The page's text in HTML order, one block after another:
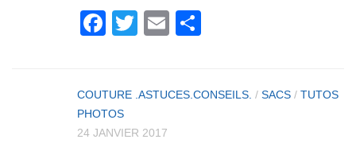
Facebook
Twitter
Email
COUTURE .ASTUCES.CONSEILS. / SACS / TUTOS
PHOTOS
24 JANVIER 2017